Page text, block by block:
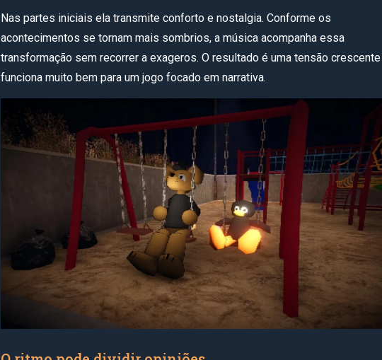
Nas partes iniciais ela transmite conforto e nostalgia. Conforme os
acontecimentos se tornam mais sombrios, a música acompanha essa
transformação sem recorrer a exageros. O resultado é uma tensão
funciona muito bem para um jogo focado em narrativa.